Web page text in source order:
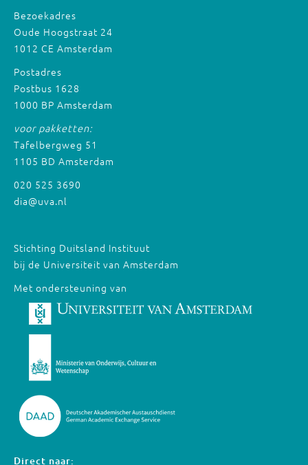
Bezoekadres
Oude Hoogstraat 24
1012 CE Amsterdam
Postadres
Postbus 1628
1000 BP Amsterdam
voor pakketten:
Tafelbergweg 51
1105 BD Amsterdam
020 525 3690
dia@uva.nl
Stichting Duitsland Instituut
bij de Universiteit van Amsterdam
Met ondersteuning van
Direct naar: